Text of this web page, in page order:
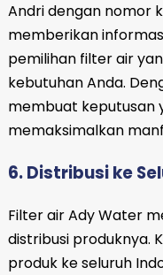
Andri dengan nomor
memberikan
pemilihan filter air
kebutuhan Anda.
membuat keputusan
memaksimalkan
6. Distribusi ke
Filter air Ady Water
distribusi produknya.
produk ke seluruh